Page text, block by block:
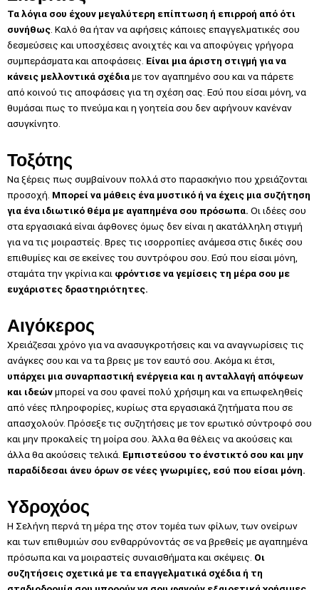
Τα λόγια σου έχουν μεγαλύτερη επίπτωση ή επιρροή από ότι
συνήθως . Καλό θα ήταν να αφήσεις κάποιες επαγγελματικές σου
δεσμεύσεις και υποσχέσεις ανοιχτές και να αποφύγεις γρήγορα
συμπεράσματα και αποφάσεις. Είναι μια άριστη στιγμή για να
κάνεις μελλοντικά σχέδιαμε τον αγαπημένο σου και να πάρετε
από κοινού τις αποφάσεις για τη σχέση σας. Εσύ που είσαι μόνη, να
θυμάσαι πως το πνεύμα και η γοητεία σου δεν αφήνουν κανέναν
ασυγκίνητο.
Τοξότης
Να ξέρεις πως συμβαίνουν πολλά στο παρασκήνιο που χρειάζονται
προσοχή. Μπορεί να μάθεις ένα μυστικό ή να έχεις μια συζήτηση
για ένα ιδιωτικό θέμα με αγαπημένα σου πρόσωπα. Οι ιδέες σου
στα εργασιακά είναι άφθονες όμως δεν είναι η ακατάλληλη στιγμή
για να τις μοιραστείς. Βρες τις ισορροπίες ανάμεσα στις δικές σου
επιθυμίες και σε εκείνες του συντρόφου σου. Εσύ που είσαι μόνη,
σταμάτα την γκρίνια και φρόντισε να γεμίσεις τη μέρα σου με
ευχάριστες δραστηριότητες.
Αιγόκερος
Χρειάζεσαι χρόνο για να ανασυγκροτήσεις και να αναγνωρίσεις τις
ανάγκες σου και να τα βρεις με τον εαυτό σου. Ακόμα κι έτσι,
υπάρχει μια συναρπαστική ενέργεια και η ανταλλαγή απόψεων
και ιδεώνμπορεί να σου φανεί πολύ χρήσιμη και να επωφεληθείς
από νέες πληροφορίες, κυρίως στα εργασιακά ζητήματα που σε
απασχολούν. Πρόσεξε τις συζητήσεις με τον ερωτικό σύντροφό σου
και μην προκαλείς τη μοίρα σου. Άλλα θα θέλεις να ακούσεις και
άλλα θα ακούσεις τελικά. Εμπιστεύσου το ένστικτό σου και μην
παραδίδεσαι άνευ όρων σε νέες γνωριμίες, εσύ που είσαι μόνη.
Υδροχόος
Η Σελήνη περνά τη μέρα της στον τομέα των φίλων, των ονείρων
και των επιθυμιών σου ενθαρρύνοντάς σε να βρεθείς με αγαπημένα
πρόσωπα και να μοιραστείς συναισθήματα και σκέψεις. Οι
συζητήσεις σχετικά με τα επαγγελματικά σχέδια ή τη